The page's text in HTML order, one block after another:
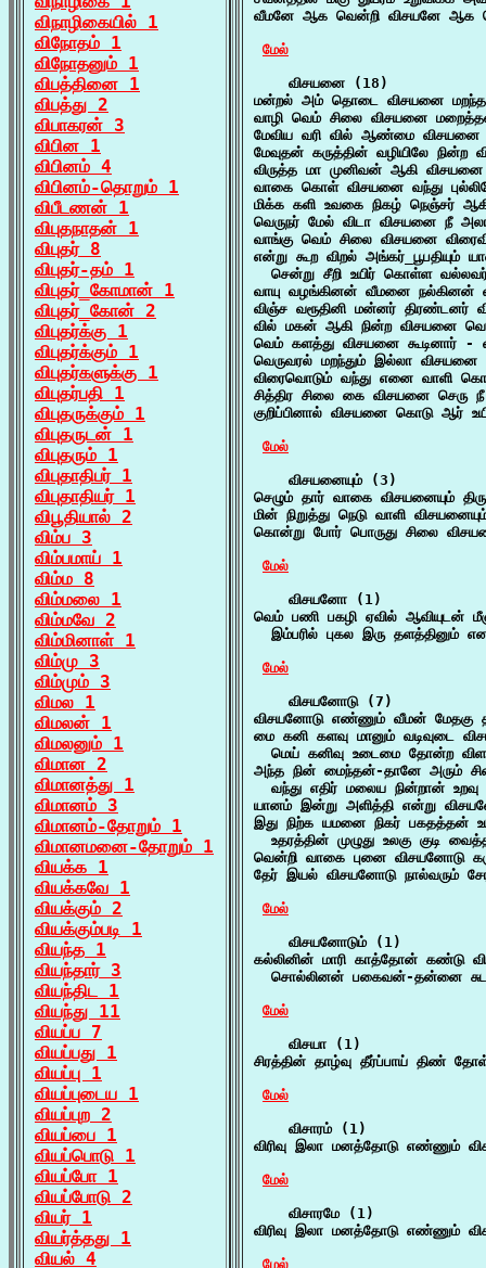
விநாழிகையில் 1
விநோதம் 1
விநோதனும் 1
விபத்தினை 1
விபத்து 2
விபாகரன் 3
விபின 1
விபினம் 4
விபினம்-தொறும் 1
விபீடணன் 1
விபுதநாதன் 1
விபுதர் 8
விபுதர்-தம் 1
விபுதர்_கோமான் 1
விபுதர்_கோன் 2
விபுதர்க்கு 1
விபுதர்க்கும் 1
விபுதர்களுக்கு 1
விபுதர்பதி 1
விபுதருக்கும் 1
விபுதருடன் 1
விபுதரும் 1
விபுதாதிபர் 1
விபுதாதியர் 1
விபூதியால் 2
விம்ப 3
விம்பமாய் 1
விம்ம 8
விம்மலை 1
விம்மவே 2
விம்மினாள் 1
விம்மு 3
விம்மும் 3
விமல 1
விமலன் 1
விமலனும் 1
விமான 2
விமானத்து 1
விமானம் 3
விமானம்-தோறும் 1
விமானமனை-தோறும் 1
வியக்க 1
வியக்கவே 1
வியக்கும் 2
வியக்கும்படி 1
வியந்த 1
வியந்தார் 3
வியந்திட 1
வியந்து 11
வியப்ப 7
வியப்பது 1
வியப்பு 1
வியப்புடைய 1
வியப்புற 2
வியப்பை 1
வியப்பொடு 1
வியப்போ 1
வியப்போடு 2
வியர் 1
வியர்த்தது 1
வியல் 4
வீமனே ஆக வென்றி விசயனே ஆக
மேல்
    விசயனை (18)
மன்றல் அம் தொடை விசயனை
வாழி வெம் சிலை விசயனை
மேவிய வரி வில் ஆண்மை விசயனை
மேவுதன் கருத்தின் வழியிலே
விருத்த மா முனிவன் ஆகி
வாகை கொள் விசயனை வந்து
மிக்க களி உவகை நிகழ் நெஞ்சர்
வெருநர் மேல் விடா விசயனை நீ
வாங்கு வெம் சிலை விசயனை
என்று கூற விறல்
சென்று சீறி உயிர் கொள்ள
வாயு வழங்கினன் வீமனை நல்கினன்
விஞ்ச வரூதினி மன்னர் திரண்டனர்
வில் மகன் ஆகி நின்ற விசயனை
வெம் களத்து விசயனை கூடினார் -
வெருவரல் மறந்தும் இல்லா விசயனை
விரைவொடும் வந்து எனை வாளி
சித்திர சிலை கை விசயனை செரு
குறிப்பினால் விசயனை கொடு ஆர்
மேல்
    விசயனையும் (3)
செழும் தார் வாகை விசயனையும்
மின் நிறுத்து நெடு வாளி
கொன்று போர் பொருது சிலை
மேல்
    விசயனோ (1)
வெம் பணி பகழி ஏவில் ஆவியுடன்
இம்பரில் புகல இரு தளத்தினும்
மேல்
    விசயனோடு (7)
விசயனோடு எண்ணும் வீமன் மேதகு
மை கனி களவு மானும் வடிவுடை
மெய் கனிவு உடைமை தோன்ற
அந்த நின் மைந்தன்-தானே அரும்
வந்து எதிர் மலைய நின்றான் உறவு
யானம் இன்று அளித்தி என்று
இது நிற்க யமனை நிகர் பகதத்தன்
உதரத்தின் முழுது உலகு குடி
வென்றி வாகை புனை விசயனோடு
தேர் இயல் விசயனோடு நால்வரும்
மேல்
    விசயனோடும் (1)
கல்லினின் மாரி காத்தோன் கண்டு
சொல்லினன் பகைவன்-தன்னை சுடர்
மேல்
    விசயா (1)
சிரத்தின் தாழ்வு தீர்ப்பாய் திண்
மேல்
    விசாரம் (1)
விரிவு இலா மனத்தோடு எண்ணும்
மேல்
    விசாரமே (1)
விரிவு இலா மனத்தோடு எண்ணும்
மேல்